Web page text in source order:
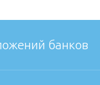
банков